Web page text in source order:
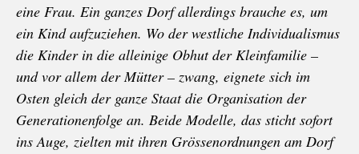
eine Frau. Ein ganzes Dorf allerdings brauche es, um
ein Kind aufzuziehen. Wo der westliche Individualismus
die Kinder in die alleinige Obhut der Kleinfamilie –
und vor allem der Mütter – zwang, eignete sich im
Osten gleich der ganze Staat die Organisation der
Generationenfolge an. Beide Modelle, das sticht sofort
ins Auge, zielten mit ihren Grössenordnungen am Dorf